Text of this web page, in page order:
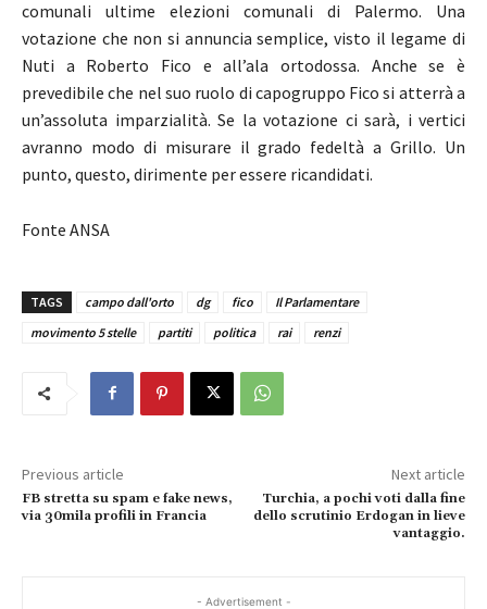
comunali ultime elezioni comunali di Palermo. Una
votazione che non si annuncia semplice, visto il legame di
Nuti a Roberto Fico e all’ala ortodossa. Anche se è
prevedibile che nel suo ruolo di capogruppo Fico si atterrà a
un’assoluta imparzialità. Se la votazione ci sarà, i vertici
avranno modo di misurare il grado fedeltà a Grillo. Un
punto, questo, dirimente per essere ricandidati.
Fonte ANSA
TAGS campo dall'orto dg fico
Il Parlamentare
movimento 5 stelle
partiti politica rai renzi
Previous article
FB stretta su spam e fake news,
via 30mila profili in Francia
Next article
Turchia, a pochi voti dalla fine
dello scrutinio Erdogan in lieve
vantaggio.
- Advertisement -